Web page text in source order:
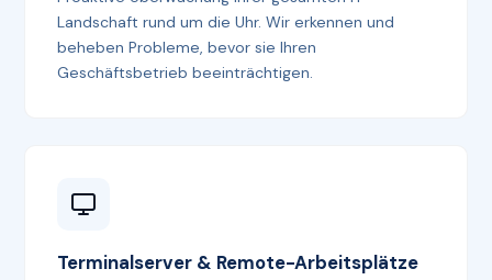
Landschaft rund um die Uhr. Wir erkennen und
beheben Probleme, bevor sie Ihren
Geschäftsbetrieb beeinträchtigen.
Terminalserver & Remote-Arbeitsplätze